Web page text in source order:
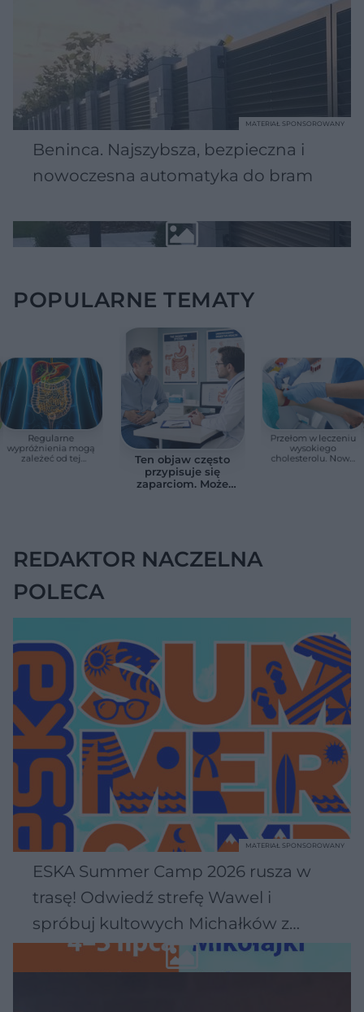
Beninca. Najszybsza, bezpieczna i
nowoczesna automatyka do bram
MATERIAŁ SPONSOROWANY
POPULARNE TEMATY
Regularne
wypróżnienia mogą
zależeć od tej
Ten objaw często
przypisuje się
zaparciom. Może
Przełom w leczeniu
wysokiego
cholesterolu. Nowa
REDAKTOR NACZELNA
POLECA
ESKA Summer Camp 2026 rusza w
trasę! Odwiedź strefę Wawel i
spróbuj kultowych Michałków z
Wawelu
MATERIAŁ SPONSOROWANY